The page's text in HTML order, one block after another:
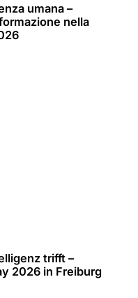
umana –
nella
trifft –
2026 in Freiburg